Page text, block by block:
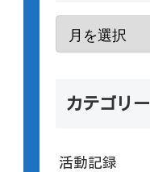
カテゴリー
活動記録